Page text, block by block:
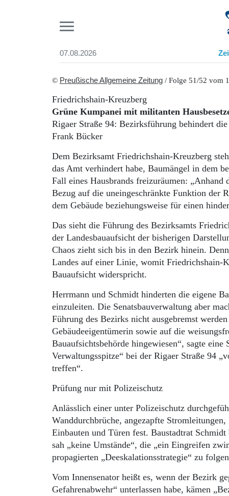
07.08.2026
Start
Aktuelle Ausgabe
Abonnenten-Login
Abonnent werden
Abo Prämien
Mediadaten
Suchen und finden
© Preußische Allgemeine Zeitung / Folge 51/52 vom
Friedrichshain-Kreuzberg
Grüne Kumpanei mit militanten
Rigaer Straße 94: Bezirksführung behindert
Frank Bücker
Dem Bezirksamt Friedrichshain-Kreuzberg
das Amt verhindert habe, Baumängel in dem
Fall eines Hausbrands freizuräumen:
Bezug auf die uneingeschränkte Funktion der
dem Gebäude beziehungsweise für einen
Das sieht die Führung des Bezirksamts
der Landesbauaufsicht der bisherigen
Chaos zieht sich bis in den Bezirk hinein.
Landes auf einer Linie, womit Friedrichshain-
Bauaufsicht widerspricht.
Herrmann und Schmidt hinderten die eigene
einzuleiten. Die Senatsbauverwaltung aber
Führung des Bezirks nicht ausgebremst
Gebäudeeigentümerin sowie auf die
Bauaufsichtsbehörde hingewiesen“, sagte
Verwaltungsspitze“ bei der Rigaer Straße 94
treffen“.
Prüfung nur mit Polizeischutz
Anlässlich einer unter Polizeischutz
Wanddurchbrüche, angezapfte
Einbauten und Türen fest. Baustadtrat
sah „keine Umstände“, die „ein Eingreifen
propagierten „Deeskalationsstrategie“ zu
Vom Innensenator heißt es, wenn der Bezirk
Gefahrenabwehr“ unterlassen habe, kämen